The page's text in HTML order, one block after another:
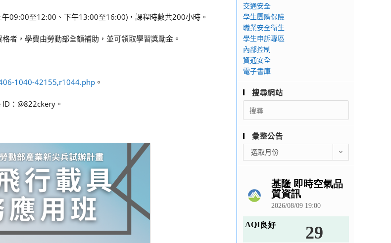
09:00至12:00、下午13:00至16:00)，課程時數共200小時。
者，學費由勞動部全額補助，並可領取學習獎勵金。
1040-42155,r1044.php 。
：@822ckery。
交通安全
學生團體保險
職業安全衛生
學生申訴專區
內部控制
資通安全
電子書庫
搜尋網站
Search
for:
彙整公告
整
選取月份